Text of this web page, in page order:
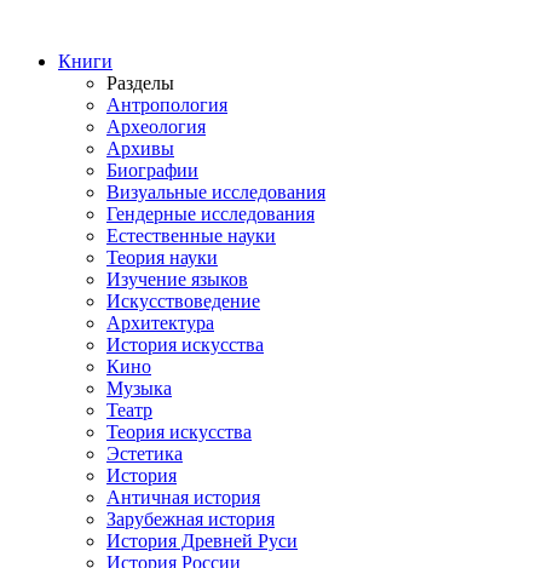
Книги
Разделы
Антропология
Археология
Архивы
Биографии
Визуальные исследования
Гендерные исследования
Естественные науки
Теория науки
Изучение языков
Искусствоведение
Архитектура
История искусства
Кино
Музыка
Театр
Теория искусства
Эстетика
История
Античная история
Зарубежная история
История Древней Руси
История России